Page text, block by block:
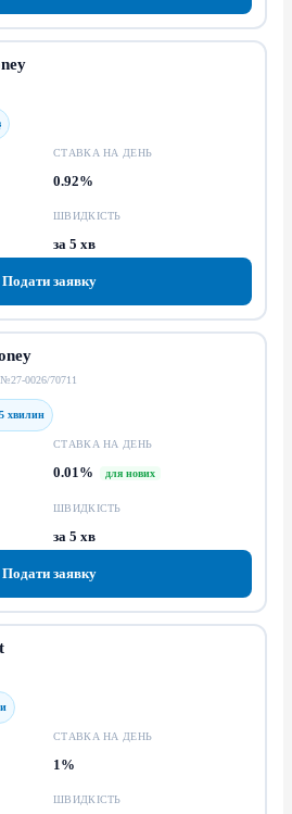
СТАВКА НА ДЕНЬ
0.92%
ШВИДКІСТЬ
за 5 хв
Подати заявку
0026/70711
хвилин
СТАВКА НА ДЕНЬ
0.01% для нових
ШВИДКІСТЬ
за 5 хв
Подати заявку
СТАВКА НА ДЕНЬ
1%
ШВИДКІСТЬ